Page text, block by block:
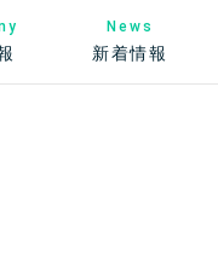
News
新着情報